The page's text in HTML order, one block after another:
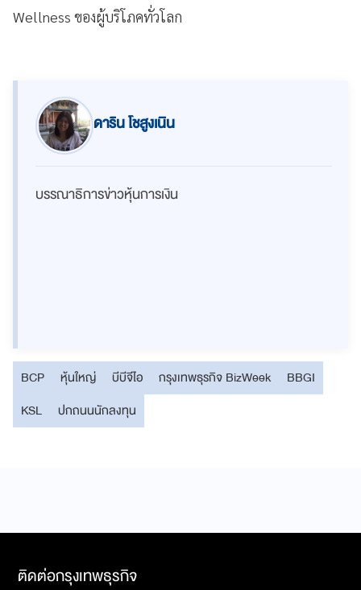
Wellness ของผู้บริโภคทั่วโลก
ดาริน โชสูงเนิน
บรรณาธิการข่าวหุ้นการเงิน
BCP หุ้นใหญ่ บีบีจีไอ กรุงเทพธุรกิจ BizWeek
BBGI
KSL
ปกถนนนักลงทุน
ติดต่อกรุงเทพธุรกิจ